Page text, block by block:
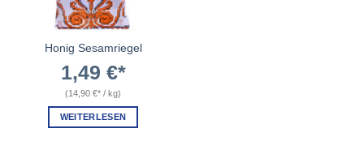
Honig Sesamriegel
1,49 €
(14,90 € / kg)
WEITERLESEN